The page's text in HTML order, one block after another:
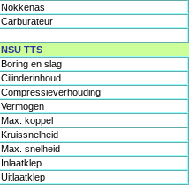
Nokkenas
Carburateur
NSU TTS
Boring en slag
Cilinderinhoud
Compressieverhouding
Vermogen
Max. koppel
Kruissnelheid
Max. snelheid
Inlaatklep
Uitlaatklep